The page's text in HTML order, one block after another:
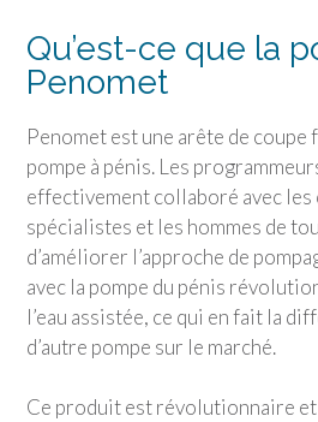
Qu’est-ce que la
Penomet
Penomet est une arête de
pompe à pénis. Les
effectivement collaboré avec les
spécialistes et les hommes de
d’améliorer l’approche de
avec la pompe du pénis
l’eau assistée, ce qui en fait la
d’autre pompe sur le marché.
Ce produit est révolutionnaire et